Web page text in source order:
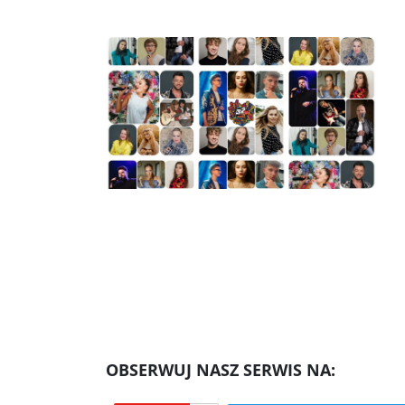
OBSERWUJ NASZ SERWIS NA: